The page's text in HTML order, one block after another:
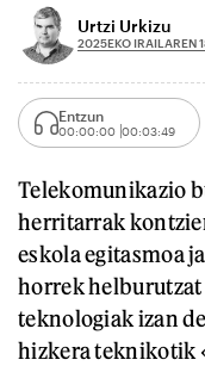
Urtzi Urkizu
2025EKO IRAILAREN
Entzun
00:00:00 00:03:49
Telekomunikazio
herritarrak
eskola egitasmoa
horrek
teknologiak izan
hizkera teknikotik